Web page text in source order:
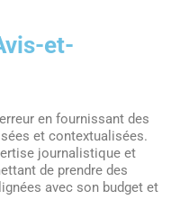
et-
en fournissant des
et contextualisées.
journalistique et
de prendre des
avec son budget et